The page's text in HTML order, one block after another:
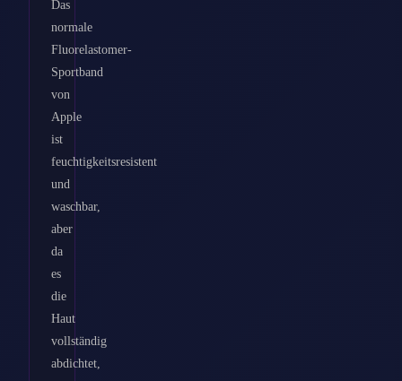
Das
normale
Fluorelastomer-
Sportband
von
Apple
ist
feuchtigkeitsresistent
und
waschbar,
aber
da
es
die
Haut
vollständig
abdichtet,